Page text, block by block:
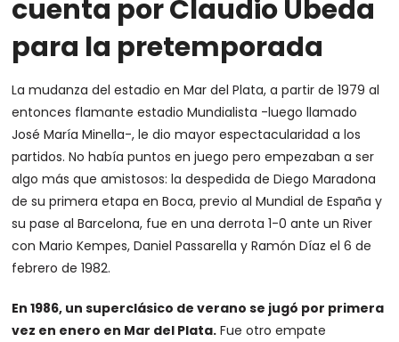
cuenta por Claudio Úbeda
para la pretemporada
La mudanza del estadio en Mar del Plata, a partir de 1979 al
entonces flamante estadio Mundialista -luego llamado
José María Minella-, le dio mayor espectacularidad a los
partidos. No había puntos en juego pero empezaban a ser
algo más que amistosos: la despedida de Diego Maradona
de su primera etapa en Boca, previo al Mundial de España y
su pase al Barcelona, fue en una derrota 1-0 ante un River
con Mario Kempes, Daniel Passarella y Ramón Díaz el 6 de
febrero de 1982.
En 1986, un superclásico de verano se jugó por primera
vez en enero en Mar del Plata. Fue otro empate